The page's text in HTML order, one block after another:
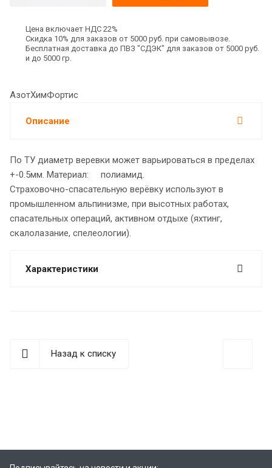
Цена включает НДС 22%
Скидка 10% для заказов от 5000 руб. при самовывозе.
Бесплатная доставка до ПВЗ "СДЭК" для заказов от 5000 руб.
и до 5000 гр.
АзотХимФортис
Описание
По ТУ диаметр веревки может варьироваться в пределах
+-0.5мм. Материал: полиамид.
Страховочно-спасательную верёвку используют в
промышленном альпинизме, при высотных работах,
спасательных операций, активном отдыхе (яхтинг,
скалолазание, спелеологии).
Характеристики
Назад к списку